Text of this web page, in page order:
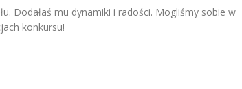
Dodałaś mu dynamiki i radości. Mogliśmy sobie w
konkursu!